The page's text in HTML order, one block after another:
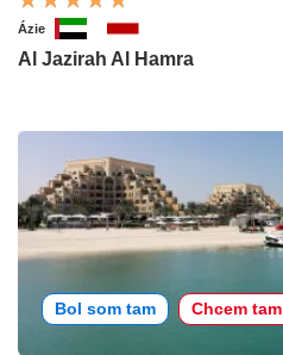
Ázie
Al Jazirah Al Hamra
Bol som tam Chcem tam